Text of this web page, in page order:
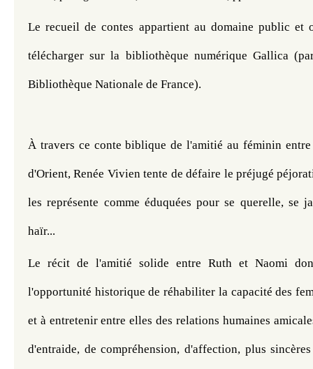
Le recueil de contes appartient au domaine public et
télécharger sur la bibliothèque numérique Gallica
Bibliothèque Nationale de France).
À travers ce conte biblique de l'amitié au féminin
d'Orient, Renée Vivien tente de défaire le préjugé
les représente comme éduquées pour se querelle, se
haïr...
Le récit de l'amitié solide entre Ruth et Naomi
l'opportunité historique de réhabiliter la capacité des
et à entretenir entre elles des relations humaines
d'entraide, de compréhension, d'affection, plus